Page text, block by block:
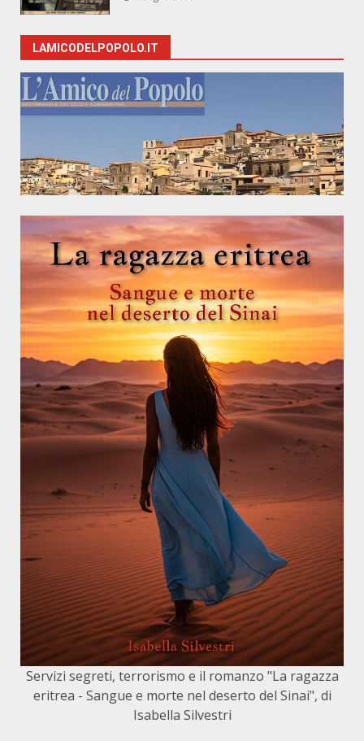
LAMICODELPOPOLO.IT
Servizi segreti, terrorismo e il romanzo "La ragazza
eritrea - Sangue e morte nel deserto del Sinai", di
Isabella Silvestri